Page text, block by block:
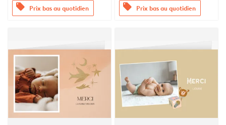
offers Prix bas au quotidien offers Prix bas au quotidien